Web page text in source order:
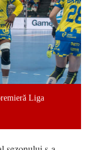
Liga